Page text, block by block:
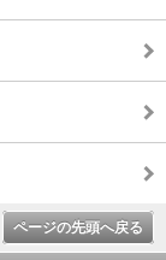
ページの先頭へ戻る